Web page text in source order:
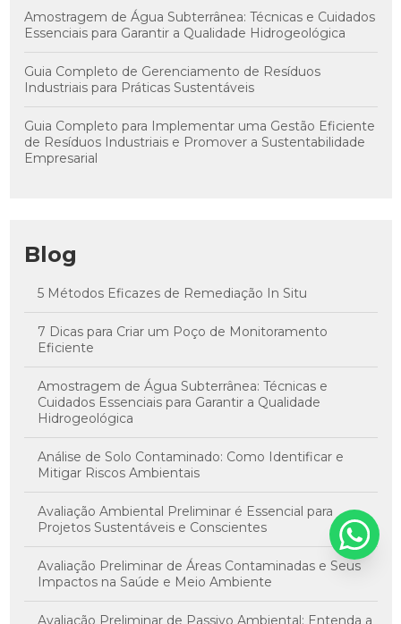
Amostragem de Água Subterrânea: Técnicas e Cuidados
Essenciais para Garantir a Qualidade Hidrogeológica
Guia Completo de Gerenciamento de Resíduos
Industriais para Práticas Sustentáveis
Guia Completo para Implementar uma Gestão Eficiente
de Resíduos Industriais e Promover a Sustentabilidade
Empresarial
Blog
5 Métodos Eficazes de Remediação In Situ
7 Dicas para Criar um Poço de Monitoramento
Eficiente
Amostragem de Água Subterrânea: Técnicas e
Cuidados Essenciais para Garantir a Qualidade
Hidrogeológica
Análise de Solo Contaminado: Como Identificar e
Mitigar Riscos Ambientais
Avaliação Ambiental Preliminar é Essencial para
Projetos Sustentáveis e Conscientes
Avaliação Preliminar de Áreas Contaminadas e Seus
Impactos na Saúde e Meio Ambiente
Avaliação Preliminar de Passivo Ambiental: Entenda a